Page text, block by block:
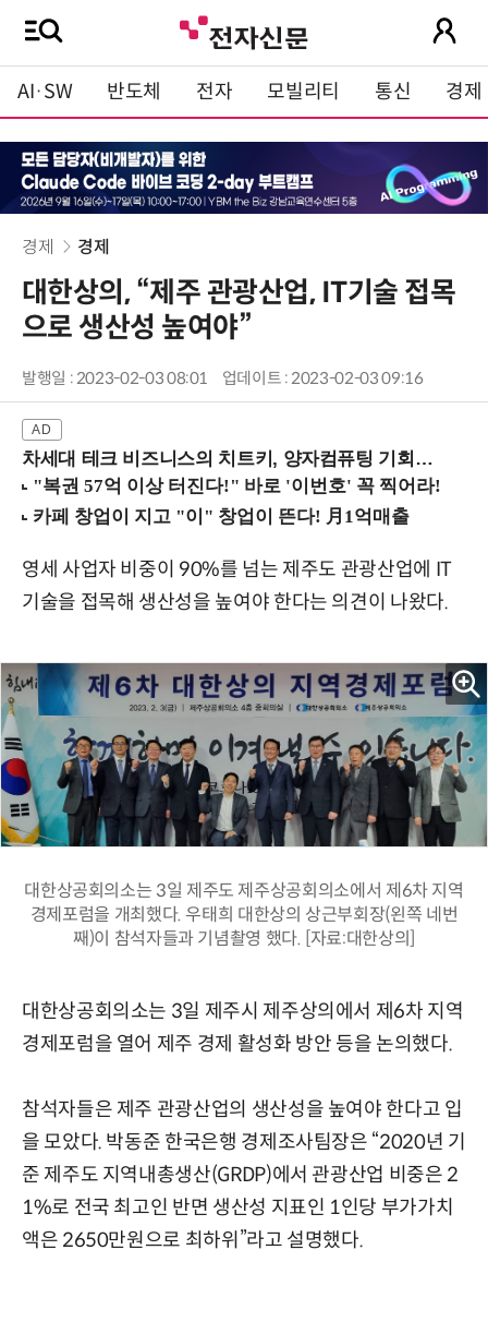
AI·SW 반도체 전자 모빌리티 통신 경제
경제 경제
대한상의, “제주 관광산업, IT기술 접목
으로 생산성 높여야”
발행일 : 2023-02-03 08:01 업데이트 : 2023-02-03 09:16
차세대 테크 비즈니스의 치트키, 양자컴퓨팅 기회를 선점하라! (8/28 강남역)
영세 사업자 비중이 90%를 넘는 제주도 관광산업에 IT
기술을 접목해 생산성을 높여야 한다는 의견이 나왔다.
대한상공회의소는 3일 제주도 제주상공회의소에서 제6차 지역
경제포럼을 개최했다. 우태희 대한상의 상근부회장(왼쪽 네번
째)이 참석자들과 기념촬영 했다. [자료:대한상의]
대한상공회의소는 3일 제주시 제주상의에서 제6차 지역
경제포럼을 열어 제주 경제 활성화 방안 등을 논의했다.
참석자들은 제주 관광산업의 생산성을 높여야 한다고 입
을 모았다. 박동준 한국은행 경제조사팀장은 “2020년 기
준 제주도 지역내총생산(GRDP)에서 관광산업 비중은 2
1%로 전국 최고인 반면 생산성 지표인 1인당 부가가치
액은 2650만원으로 최하위”라고 설명했다.